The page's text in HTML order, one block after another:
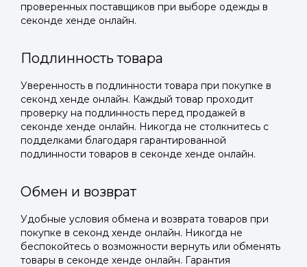
проверенных поставщиков при выборе одежды в
секонде хенде онлайн.
Подлинность товара
Уверенность в подлинности товара при покупке в
секонд хенде онлайн. Каждый товар проходит
проверку на подлинность перед продажей в
секонде хенде онлайн. Никогда не столкнитесь с
подделками благодаря гарантированной
подлинности товаров в секонде хенде онлайн.
Обмен и возврат
Удобные условия обмена и возврата товаров при
покупке в секонд хенде онлайн. Никогда не
беспокойтесь о возможности вернуть или обменять
товары в секонде хенде онлайн. Гарантия